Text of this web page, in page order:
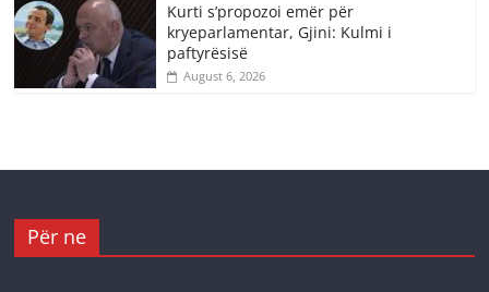
Kurti s’propozoi emër për
kryeparlamentar, Gjini: Kulmi i
paftyrësisë
August 6, 2026
Për ne